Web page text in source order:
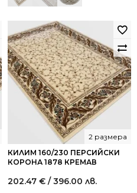
КИЛИМ 160/230 ПЕРСИЙСКИ
КОРОНА 1878 КРЕМАВ
2 размера
202.47 € / 396.00 лв.